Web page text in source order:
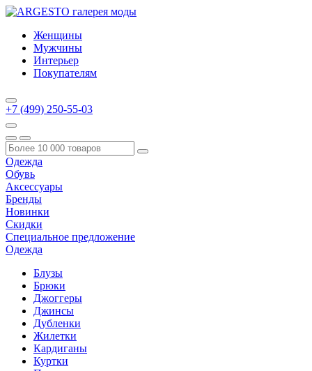
Женщины
Мужчины
Интерьер
Покупателям
+7 (499) 250-55-03
Одежда
Обувь
Аксессуары
Бренды
Новинки
Скидки
Специальное предложение
Одежда
Блузы
Брюки
Джоггеры
Джинсы
Дубленки
Жилетки
Кардиганы
Куртки